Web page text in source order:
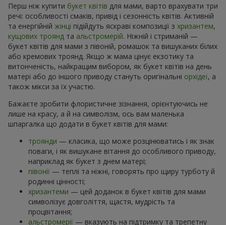
Перш ніж купити букет квітів для мами, варто врахувати три
речі: особливості смаків, привід і сезонність квітів. Активній
та енергійній жінці підійдуть яскраві композиції з хризантем,
кущових троянд та альстромерій. Ніжній і стриманій —
букет квітів для мами з півоній, ромашок та вишуканих білих
або кремових троянд. Якщо ж мама цінує екзотику та
витонченість, найкращим вибором, як букет квітів на день
матері або до іншого приводу стануть оригінальні орхідеї, а
також мікси за їх участю.
Бажаєте зробити флористичне зізнання, орієнтуючись не
лише на красу, а й на символізм, ось вам маленька
шпаргалка що додати в букет квітів для мами:
троянди — класика, що може розцінюватись і як знак
поваги, і як вишукане вітання до особливого приводу,
наприклад як букет з днем матері;
півонії — теплі та ніжні, говорять про щиру турботу й
родинні цінності;
хризантеми — цей доданок в букет квітів для мами
символізує довголіття, щастя, мудрість та
процвітання;
альстромерії — вказують на підтримку та трепетну